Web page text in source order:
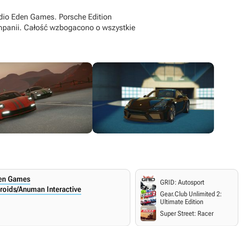
Eden Games. Porsche Edition
Całość wzbogacono o wszystkie
Games
Anuman Interactive
GRID: Autosport
Gear.Club Unlimited 2:
Ultimate Edition
Super Street: Racer